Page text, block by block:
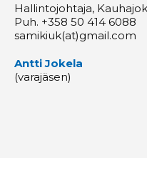
Hallintojohtaja,
Puh. +358 50 414 6088
samikiuk(at)gmail.com
Antti Jokela
(varajäsen)